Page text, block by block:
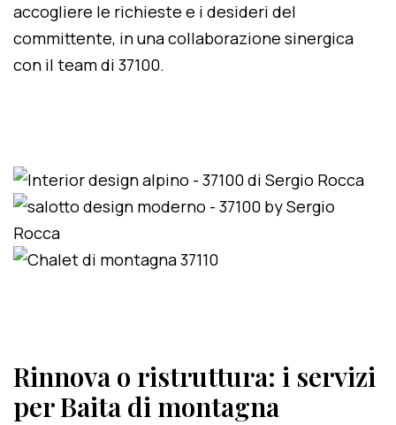
accogliere le richieste e i desideri del
committente, in una collaborazione sinergica
con il team di 37100.
Rinnova o ristruttura: i servizi
per Baita di montagna